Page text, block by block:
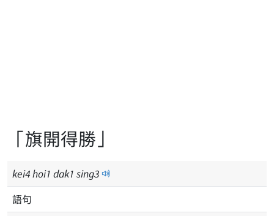
「旗開得勝」
kei4hoi1 dak1 sing3
語句